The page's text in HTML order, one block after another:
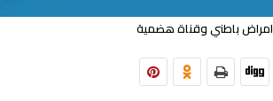
امراض باطني وقناة هضمية